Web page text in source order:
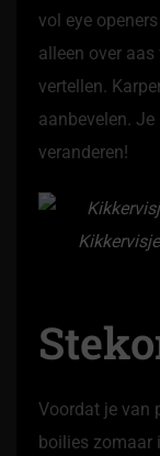
vol eye
alleen over
vertellen.
aanbevelen.
veranderen!
Voordat je van
boilies zomaar